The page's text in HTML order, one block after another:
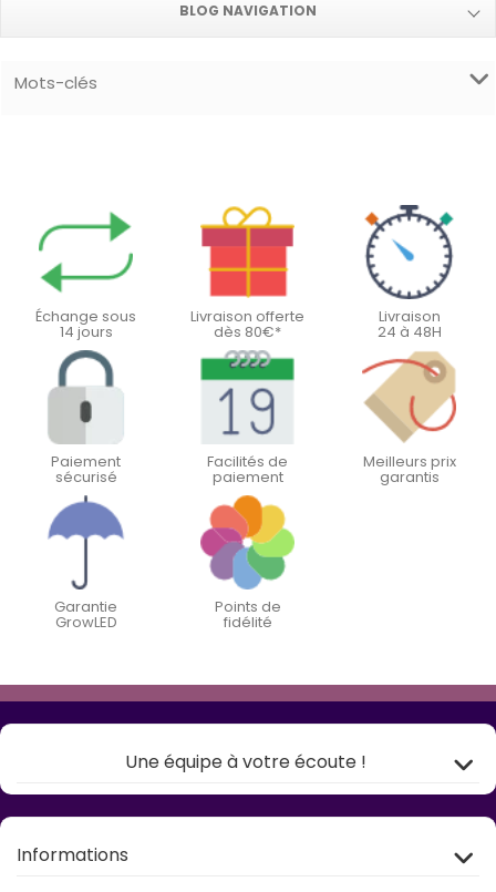
BLOG NAVIGATION
Mots-clés
Échange sous
14 jours
Livraison offerte
dès 80€*
Livraison
24 à 48H
Paiement
sécurisé
Facilités de
paiement
Meilleurs prix
garantis
Garantie
GrowLED
Points de
fidélité
Une équipe à votre écoute !
Informations